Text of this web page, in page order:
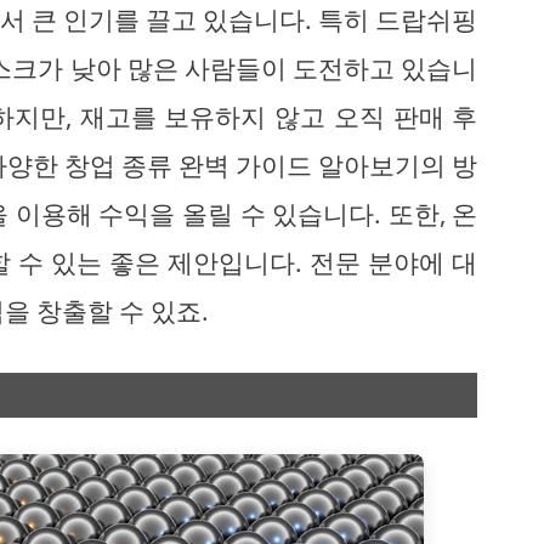
큰 인기를 끌고 있습니다. 특히 드랍쉬핑
가 낮아 많은 사람들이 도전하고 있습니
만, 재고를 보유하지 않고 오직 판매 후
한 창업 종류 완벽 가이드 알아보기의 방
용해 수익을 올릴 수 있습니다. 또한, 온
수 있는 좋은 제안입니다. 전문 분야에 대
창출할 수 있죠.